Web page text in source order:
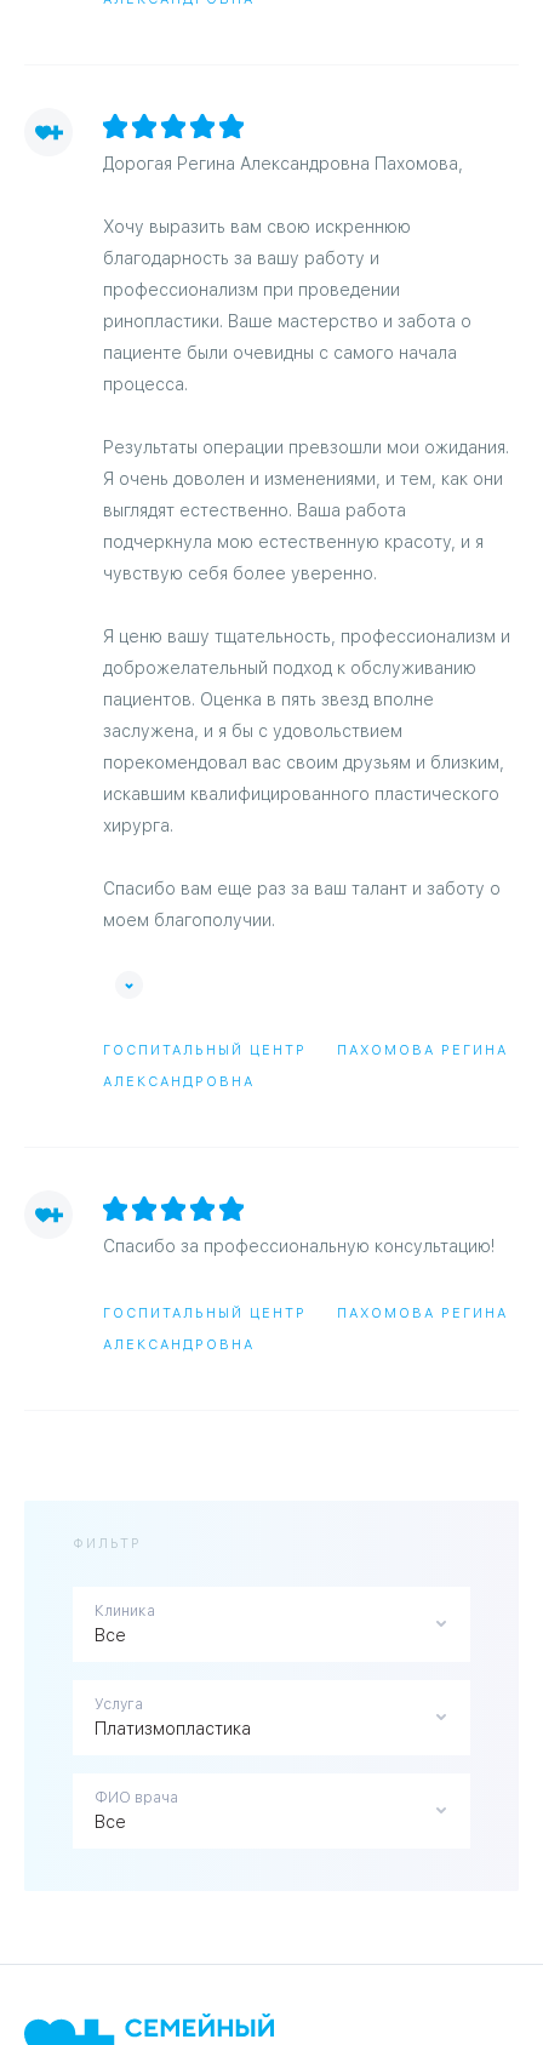
Дорогая Регина Александровна Пахомова,
Хочу выразить вам свою искреннюю
благодарность за вашу работу и
профессионализм при проведении
ринопластики. Ваше мастерство и забота о
пациенте были очевидны с самого начала
процесса.
Результаты операции превзошли мои ожидания.
Я очень доволен и изменениями, и тем, как они
выглядят естественно. Ваша работа
подчеркнула мою естественную красоту, и я
чувствую себя более уверенно.
Я ценю вашу тщательность, профессионализм и
доброжелательный подход к обслуживанию
пациентов. Оценка в пять звезд вполне
заслужена, и я бы с удовольствием
порекомендовал вас своим друзьям и близким,
искавшим квалифицированного пластического
хирурга.
Спасибо вам еще раз за ваш талант и заботу о
моем благополучии.
ГОСПИТАЛЬНЫЙ ЦЕНТР
ПАХОМОВА РЕГИНА
АЛЕКСАНДРОВНА
Спасибо за профессиональную консультацию!
ГОСПИТАЛЬНЫЙ ЦЕНТР
ПАХОМОВА РЕГИНА
АЛЕКСАНДРОВНА
ФИЛЬТР
Все
Клиника
Платизмопластика
Услуга
Все
ФИО врача